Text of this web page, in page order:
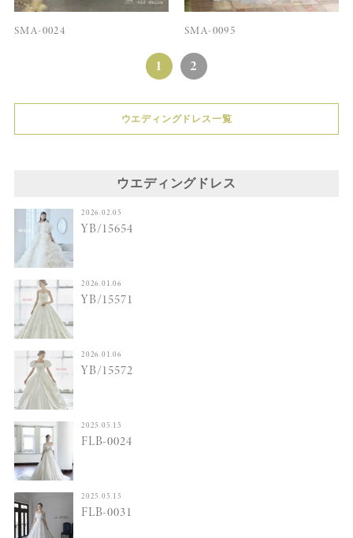
SMA-0024 SMA-0095
1 2
ウエディングドレス一覧
ウエディングドレス
2026.02.05
YB/15654
2026.01.06
YB/15571
2026.01.06
YB/15572
2025.05.15
FLB-0024
2025.05.15
FLB-0031